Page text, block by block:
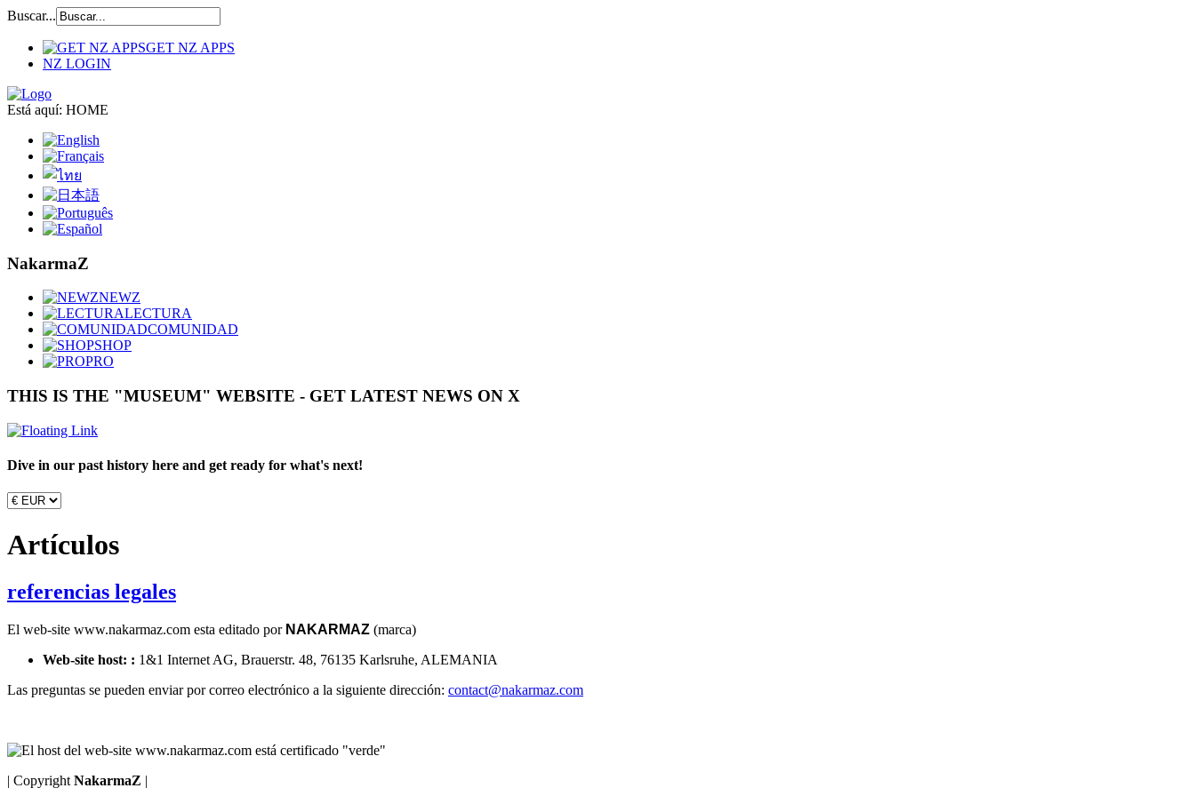
Buscar...
GET NZ APPS
NZ LOGIN
Está aquí: HOME
NakarmaZ
NEWZ
LECTURA
COMUNIDAD
SHOP
PRO
THIS IS THE "MUSEUM" WEBSITE - GET LATEST NEWS ON X
Dive in our past history here and get ready for what's next!
Artículos
referencias legales
El web-site www.nakarmaz.com esta editado por NAKARMAZ (marca)
Web-site host: : 1&1 Internet AG, Brauerstr. 48, 76135 Karlsruhe, ALEMANIA
Las preguntas se pueden enviar por correo electrónico a la siguiente dirección: contact@nakarmaz.com
| Copyright NakarmaZ |